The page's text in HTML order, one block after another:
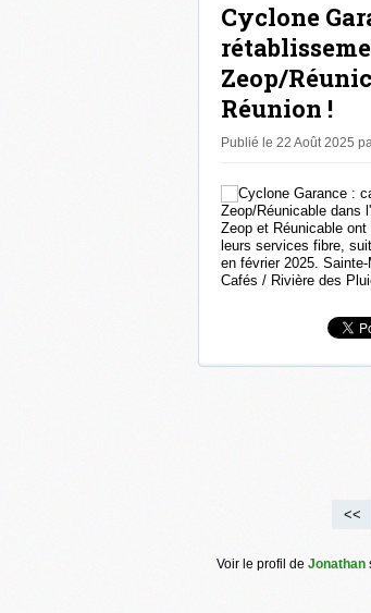
Cyclone
Zeop/
Réunion !
Publié le 22 Août 2025
Zeop et Réunicable
leurs services fibre,
en février 2025.
Cafés / Rivière des
<<
Voir le profil de Jonathan